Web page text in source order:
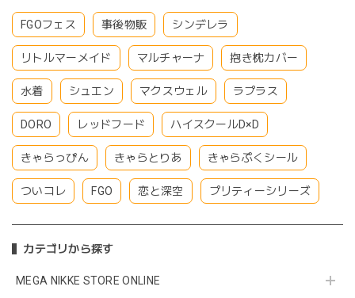
FGOフェス 事後物販 シンデレラ
リトルマーメイド マルチャーナ 抱き枕カバー
水着 シュエン マクスウェル ラプラス
DORO レッドフード ハイスクールD×D
きゃらっぴん きゃらとりあ きゃらぷくシール
ついコレ FGO 恋と深空 プリティーシリーズ
カテゴリから探す
MEGA NIKKE STORE ONLINE